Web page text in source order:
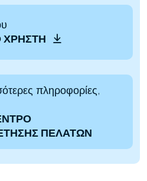
ΧΡΉΣΤΗ
πληροφορίες,
ΠΕΛΑΤΩΝ